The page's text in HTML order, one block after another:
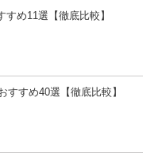
め11選【徹底比較】
すすめ40選【徹底比較】